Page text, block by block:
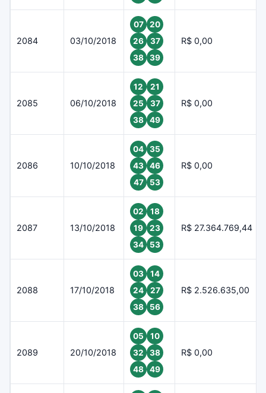
2084 03/10/2018
07
20
26
37
38
39
R$ 0,00
2085 06/10/2018
12
21
25
37
38
49
R$ 0,00
2086 10/10/2018
04
35
43
46
47
53
R$ 0,00
2087 13/10/2018
02
18
19
23
34
53
R$ 27.364.769,44
2088 17/10/2018
03
14
24
27
38
56
R$ 2.526.635,00
2089 20/10/2018
05
10
32
38
48
49
R$ 0,00